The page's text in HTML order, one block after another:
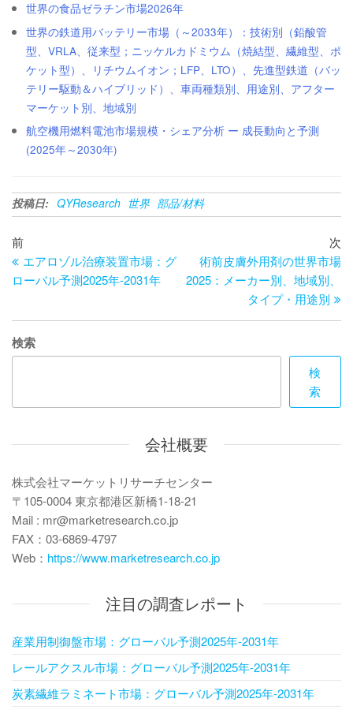
世界の食品ゼラチン市場2026年
世界の鉄道用バッテリー市場（～2033年）：技術別（鉛酸管
型、VRLA、従来型；ニッケルカドミウム（焼結型、繊維型、ポ
ケット型）、リチウムイオン；LFP、LTO）、先進型鉄道（バッ
テリー駆動＆ハイブリッド）、車両種類別、用途別、アフター
マーケット別、地域別
航空機用燃料電池市場規模・シェア分析 ー 成長動向と予測
(2025年～2030年)
投稿日: QYResearch 世界 部品/材料
投
稿
ナ
ビ
ゲ
シ
ン
過
去
の
稿
前
エアロゾル治療装置市場：グ
ローバル予測2025年-2031年
の
次
術前皮膚外用剤の世界市場
2025：メーカー別、地域別、
タイプ・用途別
検索
検
索
会社概要
株式会社マーケットリサーチセンター
〒105-0004 東京都港区新橋1-18-21
Mail : mr@marketresearch.co.jp
FAX：03-6869-4797
Web： https://www.marketresearch.co.jp
注目の調査レポート
産業用制御盤市場：グローバル予測2025年-2031年
レールアクスル市場：グローバル予測2025年-2031年
炭素繊維ラミネート市場：グローバル予測2025年-2031年